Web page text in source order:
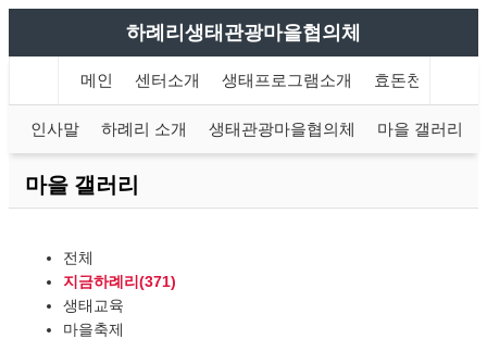
하례리생태관광마을협의체
메인 센터소개 생태프로그램소개 효돈천 트레킹
인사말 하례리 소개 생태관광마을협의체 마을 갤러리
마을 갤러리
전체
지금하례리(371)
생태교육
마을축제